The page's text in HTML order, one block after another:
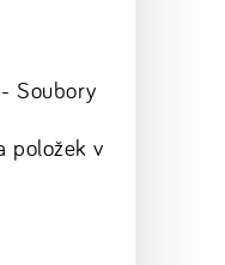
Soubory
položek v